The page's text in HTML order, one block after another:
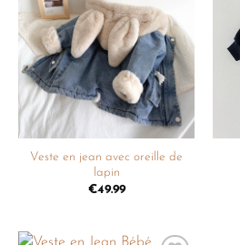
Ajouter
à la
liste de
souhaits
Veste en jean avec oreille de
lapin
€49.99